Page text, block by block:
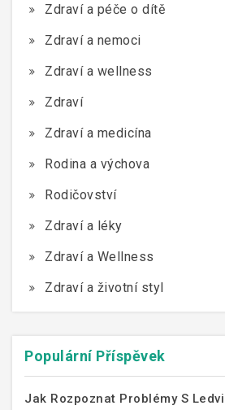
Zdraví a péče o dítě
Zdraví a nemoci
Zdraví a wellness
Zdraví
Zdraví a medicína
Rodina a výchova
Rodičovství
Zdraví a léky
Zdraví a Wellness
Zdraví a životní styl
Populární Příspěvek
Jak Rozpoznat Problémy S